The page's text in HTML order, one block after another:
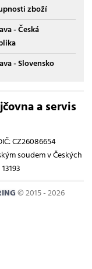
zboží
- Česká
- Slovensko
a servis
CZ26086654
soudem v Českých
© 2015 - 2026